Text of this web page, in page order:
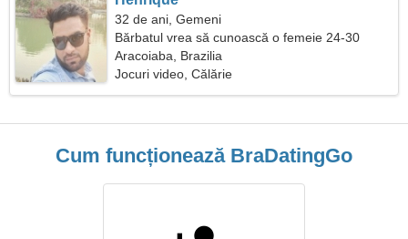
32 de ani, Gemeni
Bărbatul vrea să cunoască o femeie 24-30
Aracoiaba, Brazilia
Jocuri video, Călărie
Cum funcționează BraDatingGo